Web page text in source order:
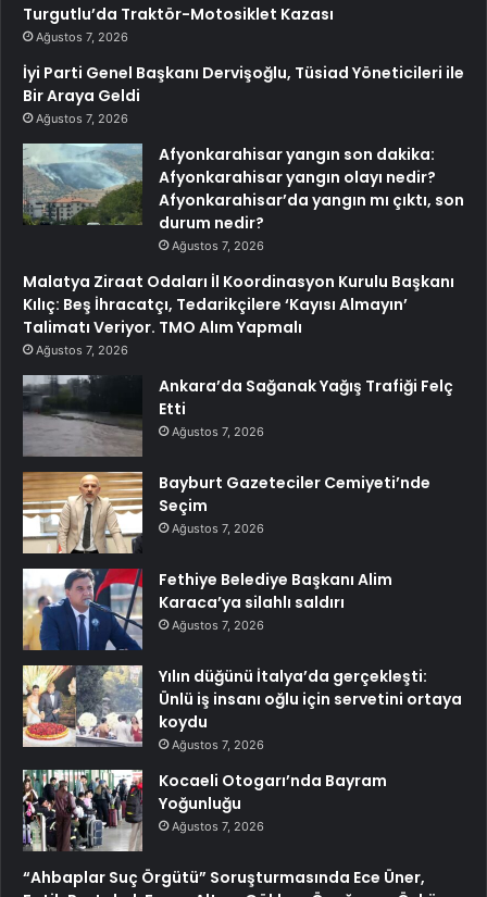
Turgutlu’da Traktör-Motosiklet Kazası
Ağustos 7, 2026
İyi Parti Genel Başkanı Dervişoğlu, Tüsiad Yöneticileri ile
Bir Araya Geldi
Ağustos 7, 2026
Afyonkarahisar yangın son dakika:
Afyonkarahisar yangın olayı nedir?
Afyonkarahisar’da yangın mı çıktı, son
durum nedir?
Ağustos 7, 2026
Malatya Ziraat Odaları İl Koordinasyon Kurulu Başkanı
Kılıç: Beş İhracatçı, Tedarikçilere ‘Kayısı Almayın’
Talimatı Veriyor. TMO Alım Yapmalı
Ağustos 7, 2026
Ankara’da Sağanak Yağış Trafiği Felç
Etti
Ağustos 7, 2026
Bayburt Gazeteciler Cemiyeti’nde
Seçim
Ağustos 7, 2026
Fethiye Belediye Başkanı Alim
Karaca’ya silahlı saldırı
Ağustos 7, 2026
Yılın düğünü İtalya’da gerçekleşti:
Ünlü iş insanı oğlu için servetini ortaya
koydu
Ağustos 7, 2026
Kocaeli Otogarı’nda Bayram
Yoğunluğu
Ağustos 7, 2026
“Ahbaplar Suç Örgütü” Soruşturmasında Ece Üner,